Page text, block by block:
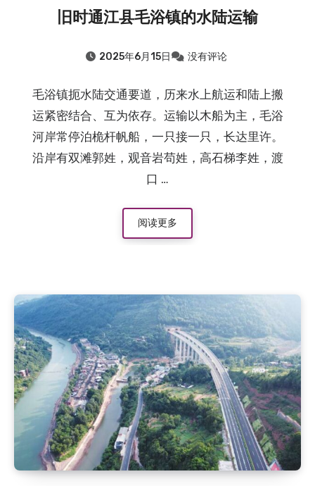
旧时通江县毛浴镇的水陆运输
2025年6月15日 没有评论
毛浴镇扼水陆交通要道，历来水上航运和陆上搬
运紧密结合、互为依存。运输以木船为主，毛浴
河岸常停泊桅杆帆船，一只接一只，长达里许。
沿岸有双滩郭姓，观音岩苟姓，高石梯李姓，渡
口 …
阅读更多